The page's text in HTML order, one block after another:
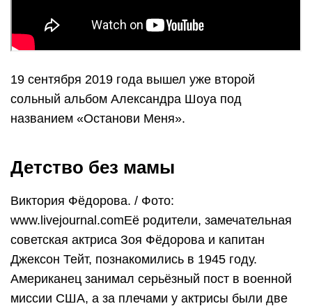
19 сентября 2019 года вышел уже второй
сольный альбом Александра Шоуа под
названием «Останови Меня».
Детство без мамы
Виктория Фёдорова. / Фото:
www.livejournal.comЕё родители, замечательная
советская актриса Зоя Фёдорова и капитан
Джексон Тейт, познакомились в 1945 году.
Американец занимал серьёзный пост в военной
миссии США, а за плечами у актрисы были две